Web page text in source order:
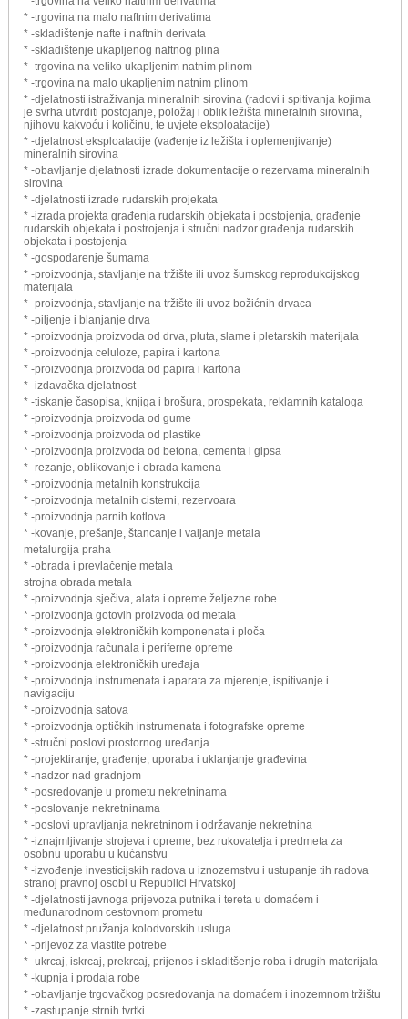
* -trgovina na malo naftnim derivatima
* -skladištenje nafte i naftnih derivata
* -skladištenje ukapljenog naftnog plina
* -trgovina na veliko ukapljenim natnim plinom
* -trgovina na malo ukapljenim natnim plinom
* -djelatnosti istraživanja mineralnih sirovina (radovi i spitivanja kojima
je svrha utvrditi postojanje, položaj i oblik ležišta mineralnih sirovina,
njihovu kakvoću i količinu, te uvjete eksploatacije)
* -djelatnost eksploatacije (vađenje iz ležišta i oplemenjivanje)
mineralnih sirovina
* -obavljanje djelatnosti izrade dokumentacije o rezervama mineralnih
sirovina
* -djelatnosti izrade rudarskih projekata
* -izrada projekta građenja rudarskih objekata i postojenja, građenje
rudarskih objekata i postrojenja i stručni nadzor građenja rudarskih
objekata i postojenja
* -gospodarenje šumama
* -proizvodnja, stavljanje na tržište ili uvoz šumskog reprodukcijskog
materijala
* -proizvodnja, stavljanje na tržište ili uvoz božićnih drvaca
* -piljenje i blanjanje drva
* -proizvodnja proizvoda od drva, pluta, slame i pletarskih materijala
* -proizvodnja celuloze, papira i kartona
* -proizvodnja proizvoda od papira i kartona
* -izdavačka djelatnost
* -tiskanje časopisa, knjiga i brošura, prospekata, reklamnih kataloga
* -proizvodnja proizvoda od gume
* -proizvodnja proizvoda od plastike
* -proizvodnja proizvoda od betona, cementa i gipsa
* -rezanje, oblikovanje i obrada kamena
* -proizvodnja metalnih konstrukcija
* -proizvodnja metalnih cisterni, rezervoara
* -proizvodnja parnih kotlova
* -kovanje, prešanje, štancanje i valjanje metala
metalurgija praha
* -obrada i prevlačenje metala
strojna obrada metala
* -proizvodnja sječiva, alata i opreme željezne robe
* -proizvodnja gotovih proizvoda od metala
* -proizvodnja elektroničkih komponenata i ploča
* -proizvodnja računala i periferne opreme
* -proizvodnja elektroničkih uređaja
* -proizvodnja instrumenata i aparata za mjerenje, ispitivanje i
navigaciju
* -proizvodnja satova
* -proizvodnja optičkih instrumenata i fotografske opreme
* -stručni poslovi prostornog uređanja
* -projektiranje, građenje, uporaba i uklanjanje građevina
* -nadzor nad gradnjom
* -posredovanje u prometu nekretninama
* -poslovanje nekretninama
* -poslovi upravljanja nekretninom i održavanje nekretnina
* -iznajmljivanje strojeva i opreme, bez rukovatelja i predmeta za
osobnu uporabu u kućanstvu
* -izvođenje investicijskih radova u iznozemstvu i ustupanje tih radova
stranoj pravnoj osobi u Republici Hrvatskoj
* -djelatnosti javnoga prijevoza putnika i tereta u domaćem i
međunarodnom cestovnom prometu
* -djelatnost pružanja kolodvorskih usluga
* -prijevoz za vlastite potrebe
* -ukrcaj, iskrcaj, prekrcaj, prijenos i skladitšenje roba i drugih materijala
* -kupnja i prodaja robe
* -obavljanje trgovačkog posredovanja na domaćem i inozemnom tržištu
* -zastupanje strnih tvrtki